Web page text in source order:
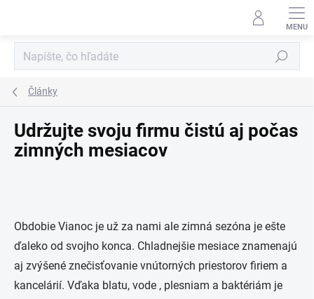
Hľadať
Články
Udržujte svoju firmu čistú aj počas
zimných mesiacov
Obdobie Vianoc je už za nami ale zimná sezóna je ešte
ďaleko od svojho konca. Chladnejšie mesiace znamenajú
aj zvýšené znečisťovanie vnútorných priestorov firiem a
kancelárií. Vďaka blatu, vode , plesniam a baktériám je